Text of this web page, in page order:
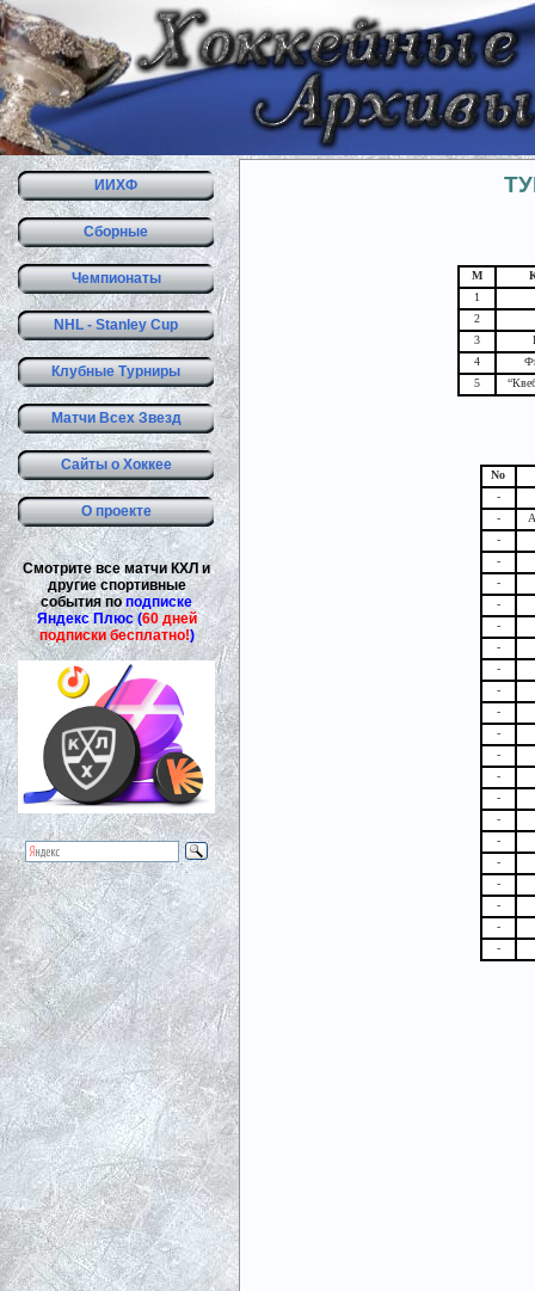
ИИХФ
Сборные
Чемпионаты
NHL - Stanley Cup
Клубные Турниры
Матчи Всех Звезд
Сайты о Хоккее
О проекте
Смотрите все матчи КХЛ и
другие спортивные
события поподписке
Яндекс Плюс (60 дней
подписки бесплатно!)
М
1
2
3
4
5
No
-
-
-
-
-
-
-
-
-
-
-
-
-
-
-
-
-
-
-
-
-
-